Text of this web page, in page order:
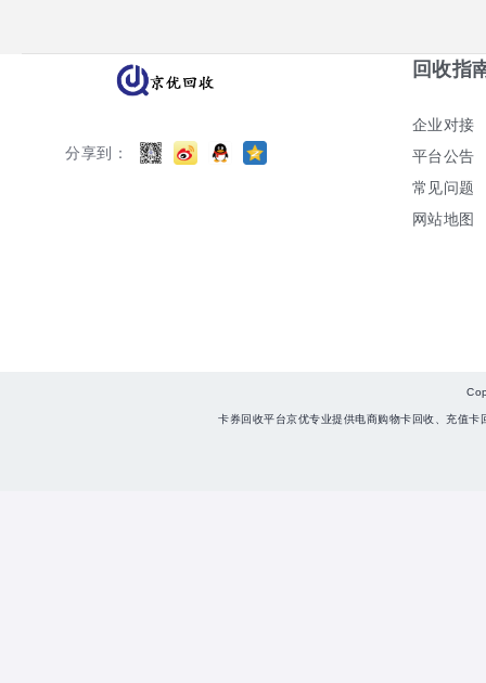
分享到：
回收指
企业对接
平台公告
常见问题
网站地图
卡券回收平台京优专业提供电商购物卡回收、充值